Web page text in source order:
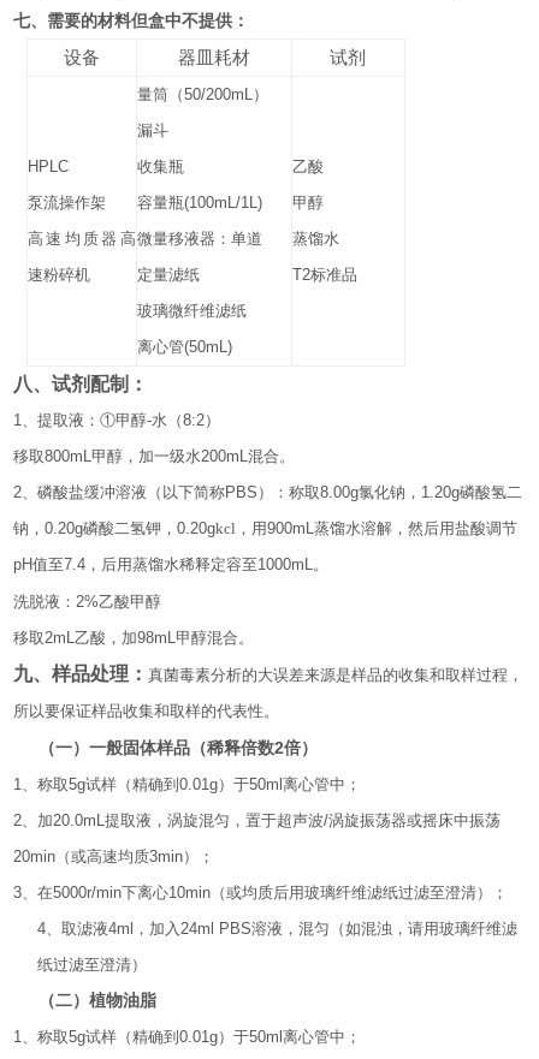
七、需要的材料但盒中不提供：
设备
器皿耗材 试剂
HPLC
泵流操作架
高速均质器 高
速粉碎机
量筒（50/200mL）
漏斗
收集瓶
容量瓶(100mL/1L)
微量移液器：单道
定量滤纸
玻璃微纤维滤纸
离心管(50mL)
乙酸
甲醇
蒸馏水
T2标准品
八、试剂配制：
1、提取液：①甲醇-水（8:2）
移取800mL甲醇，加一级水200mL混合。
2、磷酸盐缓冲溶液（以下简称PBS ）：称取8.00g氯化钠， 1.20g磷酸氢二
钠，0.20g磷酸二氢钾，0.20gkcl，用900mL蒸馏水溶解，然后用盐酸调节
pH值至7.4 ，后用蒸馏水稀释定容至1000mL。
洗脱液：2%乙酸甲醇
移取2mL乙酸，加98mL甲醇混合。
九、样品处理：真菌毒素分析的大误差来源是样品的收集和取样过程，
所以要保证样品收集和取样的代表性。
（一）一般固体样品（稀释倍数2倍）
1、称取5g试样（精确到0.01g）于50ml离心管中；
2、加20.0mL提取液，涡旋混匀，置于超声波/涡旋振荡器或摇床中振荡
20min （或高速均质3min）
；
3、在5000r/min下离心10min （或均质后用玻璃纤维滤纸过滤至澄清）；
4、取滤液4ml ，加入24ml PBS溶液，混匀（如混浊，请用玻璃纤维滤
纸过滤至澄清）
（二）植物油脂
1、称取5g试样（精确到0.01g）于50ml离心管中；